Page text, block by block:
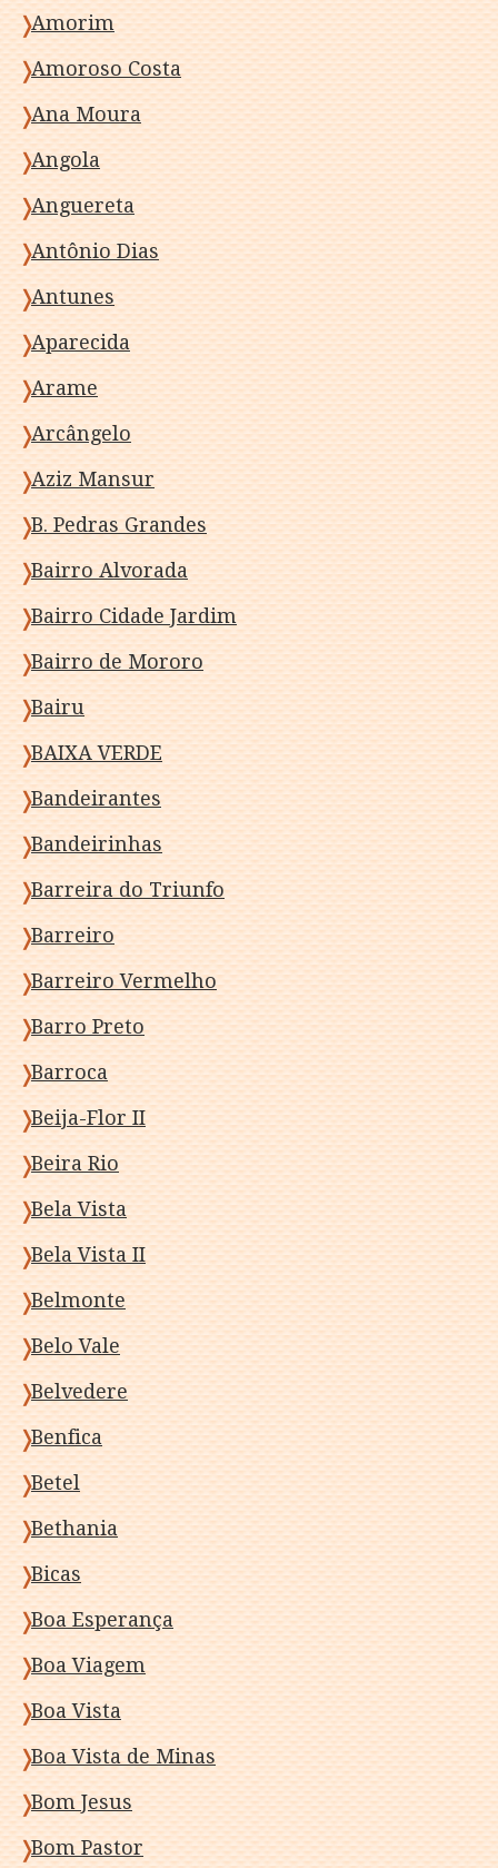
Amorim
Amoroso Costa
Ana Moura
Angola
Anguereta
Antônio Dias
Antunes
Aparecida
Arame
Arcângelo
Aziz Mansur
B. Pedras Grandes
Bairro Alvorada
Bairro Cidade Jardim
Bairro de Mororo
Bairu
BAIXA VERDE
Bandeirantes
Bandeirinhas
Barreira do Triunfo
Barreiro
Barreiro Vermelho
Barro Preto
Barroca
Beija-Flor II
Beira Rio
Bela Vista
Bela Vista II
Belmonte
Belo Vale
Belvedere
Benfica
Betel
Bethania
Bicas
Boa Esperança
Boa Viagem
Boa Vista
Boa Vista de Minas
Bom Jesus
Bom Pastor